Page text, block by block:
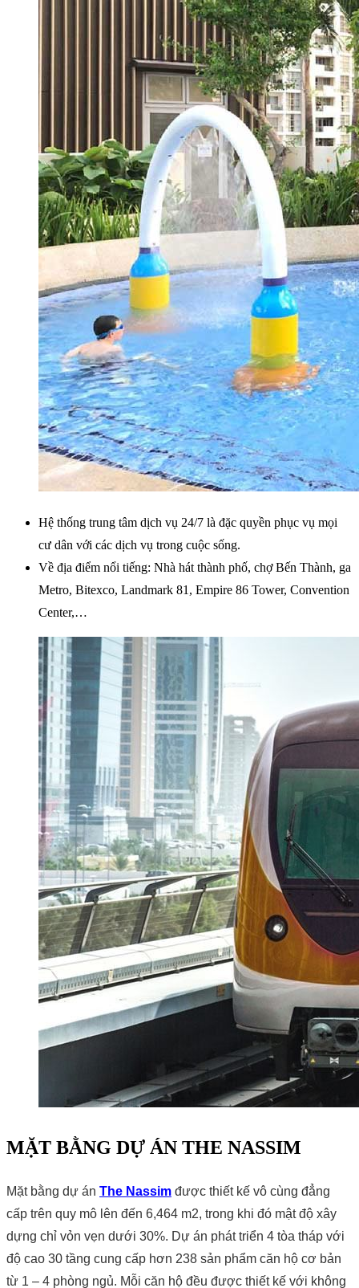
Hệ thống trung tâm dịch vụ 24/7 là đặc quyền phục vụ mọi
cư dân với các dịch vụ trong cuộc sống.
Về địa điểm nổi tiếng: Nhà hát thành phố, chợ Bến Thành, ga
Metro, Bitexco, Landmark 81, Empire 86 Tower, Convention
Center,…
MẶT BẰNG DỰ ÁN THE NASSIM
Mặt bằng dự án The Nassim được thiết kế vô cùng đẳng
cấp trên quy mô lên đến 6,464 m2, trong khi đó mật độ xây
dựng chỉ vỏn vẹn dưới 30%. Dự án phát triển 4 tòa tháp với
độ cao 30 tầng cung cấp hơn 238 sản phẩm căn hộ cơ bản
từ 1 – 4 phòng ngủ. Mỗi căn hộ đều được thiết kế với không